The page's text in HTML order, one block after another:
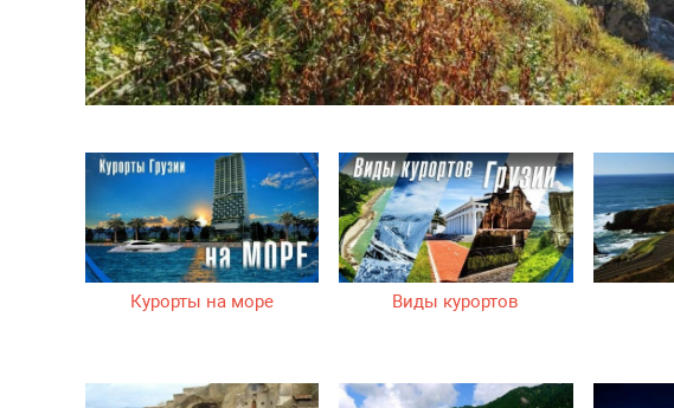
Курорты на море Виды курортов